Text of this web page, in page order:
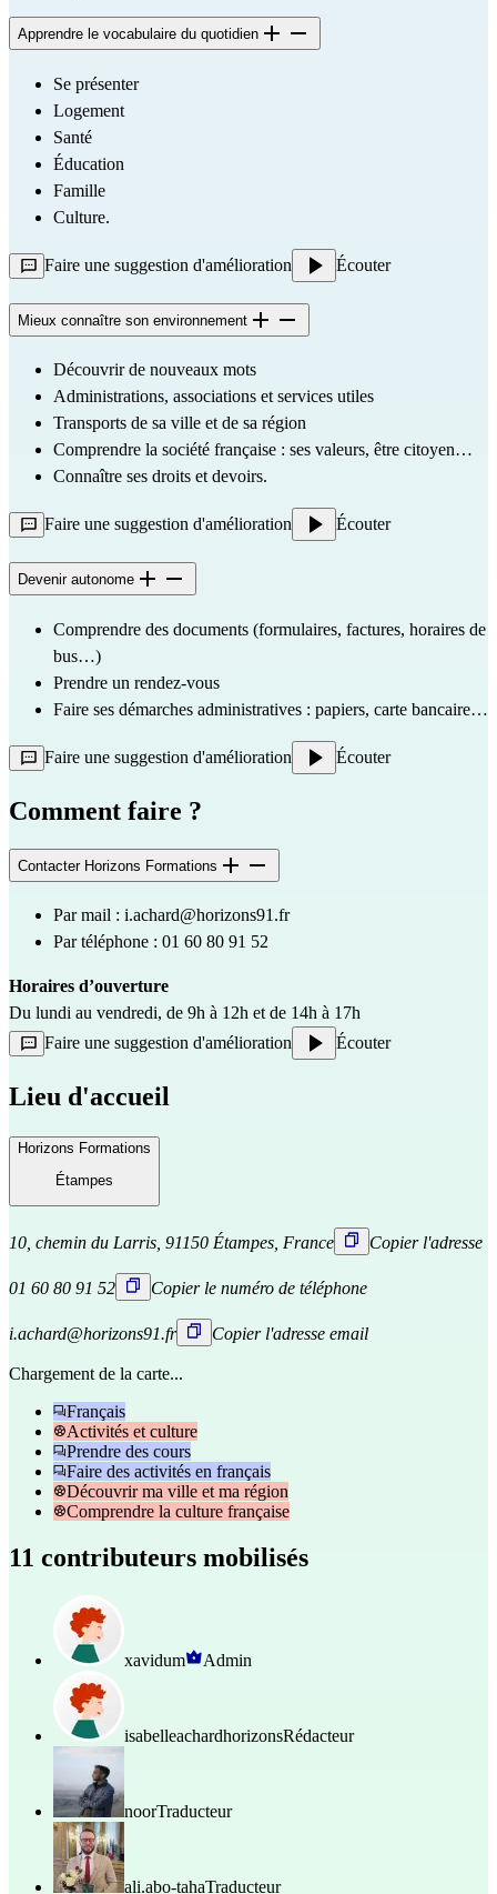
Apprendre le vocabulaire du quotidien
Se présenter
Logement
Santé
Éducation
Famille
Culture.
Faire une suggestion d'amélioration Écouter
Mieux connaître son environnement
Découvrir de nouveaux mots
Administrations, associations et services utiles
Transports de sa ville et de sa région
Comprendre la société française : ses valeurs, être citoyen…
Connaître ses droits et devoirs.
Faire une suggestion d'amélioration Écouter
Devenir autonome
Comprendre des documents (formulaires, factures, horaires de
bus…)
Prendre un rendez-vous
Faire ses démarches administratives : papiers, carte bancaire…
Faire une suggestion d'amélioration Écouter
Comment faire ?
Contacter Horizons Formations
Par mail : i.achard@horizons91.fr
Par téléphone : 01 60 80 91 52
Horaires d’ouverture
Du lundi au vendredi, de 9h à 12h et de 14h à 17h
Faire une suggestion d'amélioration
Écouter
Lieu d'accueil
Horizons Formations
Étampes
10, chemin du Larris, 91150 Étampes, France Copier l'adresse
01 60 80 91 52 Copier le numéro de téléphone
i.achard@horizons91.fr Copier l'adresse email
Chargement de la carte...
Français
Activités et culture
Prendre des cours
Faire des activités en français
Découvrir ma ville et ma région
Comprendre la culture française
11 contributeurs mobilisés
xavidum Admin
isabelleachardhorizonsRédacteur
noorTraducteur
ali.abo-tahaTraducteur